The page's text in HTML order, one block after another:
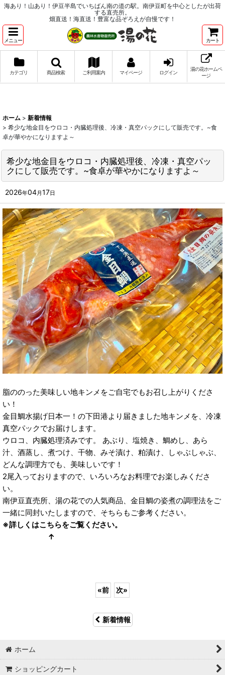
海あり！山あり！伊豆半島でいちばん南の道の駅。南伊豆町を中心としたが出荷
する直売所。
畑直送！海直送！豊富な品ぞろえが自慢です！
メニュー カート
カテゴリ 商品検索 ご利用案内 マイページ ログイン
湯の花ホームペ
ージ
ホーム > 新着情報
> 希少な地金目をウロコ・内臓処理後、冷凍・真空パックにして販売です。~食
卓が華やかになりますよ～
希少な地金目をウロコ・内臓処理後、冷凍・真空パッ
クにして販売です。~食卓が華やかになりますよ～
2026年04月17日
脂ののった美味しい地キンメをご自宅でもお召し上がりくださ
い！
金目鯛水揚げ日本一！の下田港より届きました地キンメを、冷凍
真空パックでお届けします。
ウロコ、内臓処理済みです。 あぶり、塩焼き、鯛めし、あら
汁、酒蒸し、煮つけ、干物、みそ漬け、粕漬け、しゃぶしゃぶ、
どんな調理方でも、美味しいです！
2尾入っておりますので、いろいろなお料理でお楽しみくださ
い。
南伊豆直売所、湯の花での人気商品、金目鯛の姿煮の調理法をご
一緒に同封いたしますので、そちらもご参考ください。
※詳しくはこちらをご覧ください。
↑
«前 次»
新着情報
ホーム
ショッピングカート